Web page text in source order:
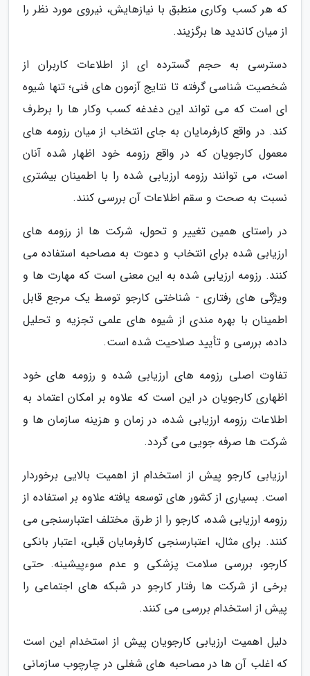
که هر کسب وکاری منطبق با نیازهایش، نیروی مورد نظر را
از میان کاندید ها برگزیند.
دسترسی به حجم گسترده ای از اطلاعات کاربران از
شخصیت شناسی گرفته تا نتایج آزمون های فنی؛ تنها شیوه
ای است که می تواند این دغدغه کسب وکار ها را برطرف
کند. در واقع کارفرمایان به جای انتخاب از میان رزومه های
معمول کارجویان که در واقع رزومه خود اظهار شده آنان
است، می توانند رزومه ارزیابی شده را با اطمینان بیشتری
نسبت به صحت و سقم اطلاعات آن بررسی کنند.
در راستای همین تغییر و تحول، شرکت ها از رزومه های
ارزیابی شده برای انتخاب و دعوت به مصاحبه استفاده می
کنند. رزومه ارزیابی شده به این معنی است که مهارت ها و
ویژگی های رفتاری - شناختی کارجو توسط یک مرجع قابل
اطمینان با بهره مندی از شیوه های علمی تجزیه و تحلیل
داده، بررسی و تأیید صلاحیت شده است.
تفاوت اصلی رزومه های ارزیابی شده و رزومه های خود
اظهاری کارجویان در این است که علاوه بر امکان اعتماد به
اطلاعات رزومه ارزیابی شده، در زمان و هزینه سازمان ها و
شرکت ها صرفه جویی می گردد.
ارزیابی کارجو پیش از استخدام از اهمیت بالایی برخوردار
است. بسیاری از کشور های توسعه یافته علاوه بر استفاده از
رزومه ارزیابی شده، کارجو را از طرق مختلف اعتبارسنجی می
کنند. برای مثال، اعتبارسنجی کارفرمایان قبلی، اعتبار بانکی
کارجو، بررسی سلامت پزشکی و عدم سوءپیشینه. حتی
برخی از شرکت ها رفتار کارجو در شبکه های اجتماعی را
پیش از استخدام بررسی می کنند.
دلیل اهمیت ارزیابی کارجویان پیش از استخدام این است
که اغلب آن ها در مصاحبه های شغلی در چارچوب سازمانی